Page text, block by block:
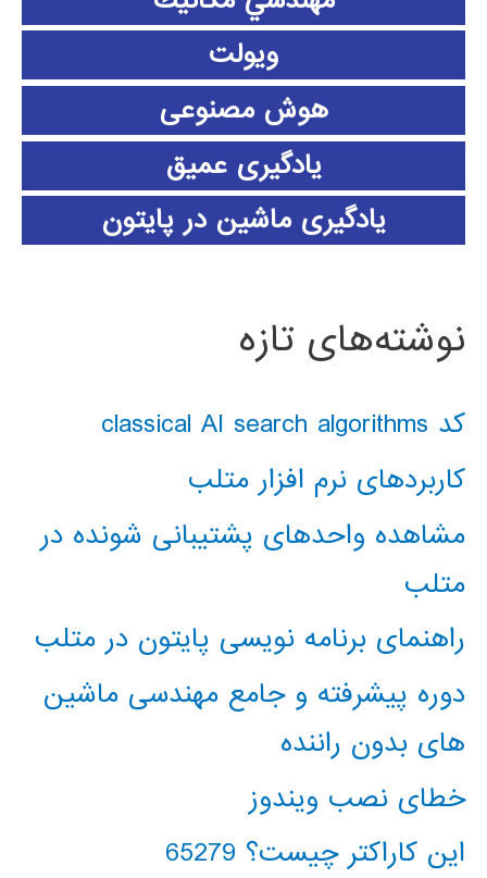
ویولت
هوش مصنوعی
یادگیری عمیق
یادگیری ماشین در پایتون
نوشته‌های تازه
کد classical AI search algorithms
کاربردهای نرم افزار متلب
مشاهده واحدهای پشتیبانی شونده در
متلب
راهنمای برنامه نویسی پایتون در متلب
دوره پیشرفته و جامع مهندسی ماشین
های بدون راننده
خطای نصب ویندوز
این کاراکتر چیست؟ 65279